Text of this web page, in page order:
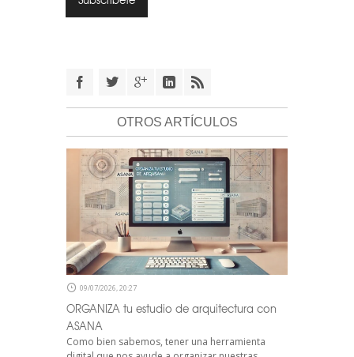
OTROS ARTÍCULOS
09/07/2026, 20:27
ORGANIZA tu estudio de arquitectura con
ASANA
Como bien sabemos, tener una herramienta